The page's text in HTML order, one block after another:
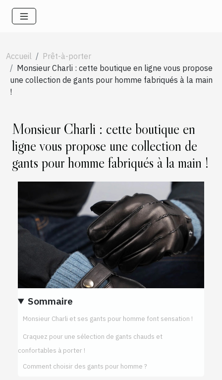
Accueil
Prêt-à-porter
Monsieur Charli : cette boutique en ligne vous propose
une collection de gants pour homme fabriqués à la main
!
Monsieur Charli : cette boutique en
ligne vous propose une collection de
gants pour homme fabriqués à la main !
Sommaire
Monsieur Charli et ses gants pour homme font sensation !
Craquez pour une sélection de gants chauds et
confortables à porter !
Comment choisir des gants pour homme ?